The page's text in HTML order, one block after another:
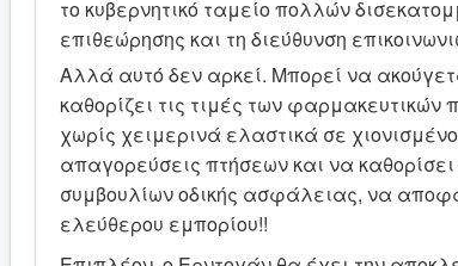
το κυβερνητικό ταμείο πολλών
επιθεώρησης και τη διεύθυνση
Αλλά αυτό δεν αρκεί. Μπορεί να
καθορίζει τις τιμές των φαρμακευτικών
χωρίς χειμερινά ελαστικά σε
απαγορεύσεις πτήσεων και να
συμβουλίων οδικής ασφάλειας, να
ελεύθερου εμπορίου!!